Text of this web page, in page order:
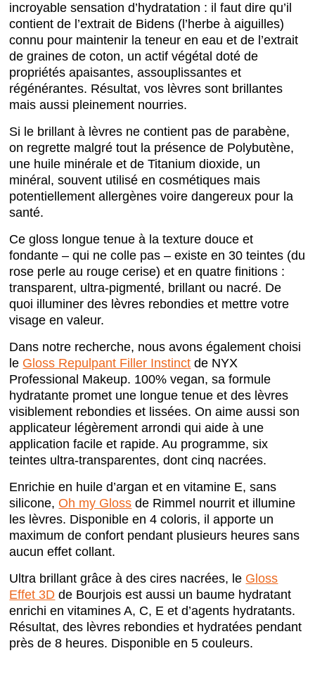
incroyable sensation d’hydratation : il faut dire qu’il
contient de l’extrait de Bidens (l’herbe à aiguilles)
connu pour maintenir la teneur en eau et de l’extrait
de graines de coton, un actif végétal doté de
propriétés apaisantes, assouplissantes et
régénérantes. Résultat, vos lèvres sont brillantes
mais aussi pleinement nourries.
Si le brillant à lèvres ne contient pas de parabène,
on regrette malgré tout la présence de Polybutène,
une huile minérale et de Titanium dioxide, un
minéral, souvent utilisé en cosmétiques mais
potentiellement allergènes voire dangereux pour la
santé.
Ce gloss longue tenue à la texture douce et
fondante – qui ne colle pas – existe en 30 teintes (du
rose perle au rouge cerise) et en quatre finitions :
transparent, ultra-pigmenté, brillant ou nacré. De
quoi illuminer des lèvres rebondies et mettre votre
visage en valeur.
Dans notre recherche, nous avons également choisi
le Gloss Repulpant Filler Instinct de NYX
Professional Makeup. 100% vegan, sa formule
hydratante promet une longue tenue et des lèvres
visiblement rebondies et lissées. On aime aussi son
applicateur légèrement arrondi qui aide à une
application facile et rapide. Au programme, six
teintes ultra-transparentes, dont cinq nacrées.
Enrichie en huile d’argan et en vitamine E, sans
silicone,Oh my Gloss de Rimmel nourrit et illumine
les lèvres. Disponible en 4 coloris, il apporte un
maximum de confort pendant plusieurs heures sans
aucun effet collant.
Ultra brillant grâce à des cires nacrées, le Gloss
Effet 3D de Bourjois est aussi un baume hydratant
enrichi en vitamines A, C, E et d’agents hydratants.
Résultat, des lèvres rebondies et hydratées pendant
près de 8 heures. Disponible en 5 couleurs.